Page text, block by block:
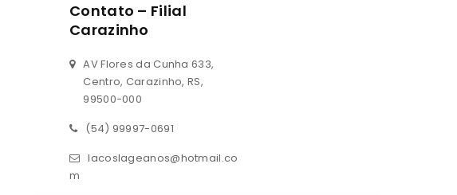
Contato – Filial
Carazinho
AV Flores da Cunha 633,
Centro, Carazinho, RS,
99500-000
(54) 99997-0691
lacoslageanos@hotmail.co
m